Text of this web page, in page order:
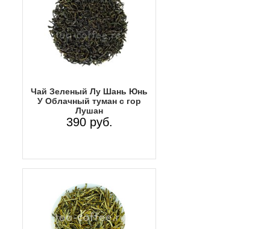
Чай Зеленый Лу Шань Юнь
У Облачный туман с гор
Лушан
390 руб.